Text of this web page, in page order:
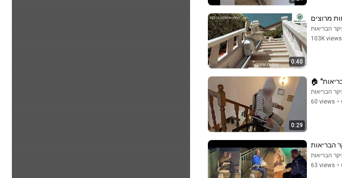
0:40
הבריאות
103K views
0:29
הבריאות
60 views •
הבריאות
הבריאות
63 views •